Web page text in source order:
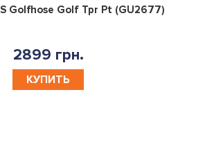
0
Golfhose Golf Tpr Pt (GU2677)
2899 грн.
КУПИТЬ